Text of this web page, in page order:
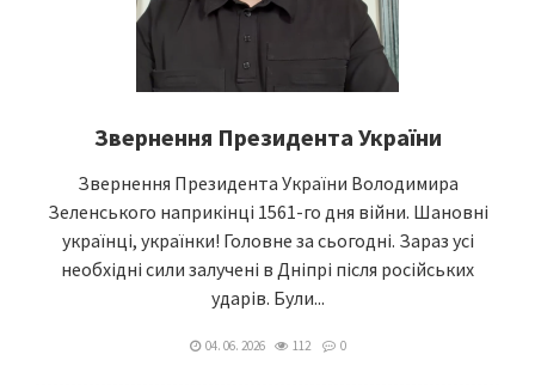
Звернення Президента України
Звернення Президента України Володимира
Зеленського наприкінці 1561-го дня війни. Шановні
українці, українки! Головне за сьогодні. Зараз усі
необхідні сили залучені в Дніпрі після російських
ударів. Були...
04. 06. 2026 112 0